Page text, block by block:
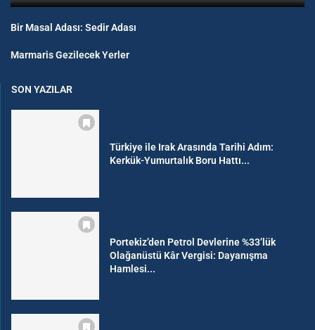
Bir Masal Adası: Sedir Adası
Marmaris Gezilecek Yerler
SON YAZILAR
Türkiye ile Irak Arasında Tarihi Adım:
Kerkük-Yumurtalık Boru Hattı...
Portekiz’den Petrol Devlerine %33’lük
Olağanüstü Kâr Vergisi: Dayanışma
Hamlesi...